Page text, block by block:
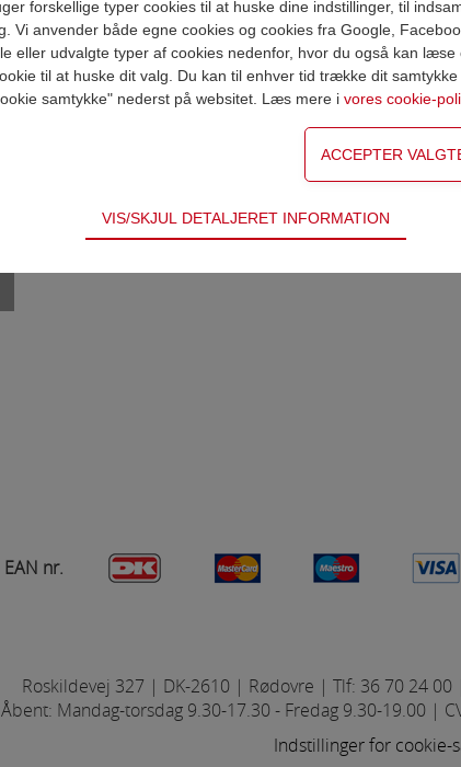
fx gravering i skålen
EAN nr.
Roskildevej 327 | DK-2610 | Rødovre | Tlf: 36 70 24 00
Åbent: Mandag-torsdag 9.30-17.30 - Fredag 9.30-19.00 |
Indstillinger for cookie-
VAREN ER NU LAGT I KURV
Shop videre
forskellige typer cookies til at huske dine indstillinger, til
Vi anvender både egne cookies og cookies fra Google,
eller udvalgte typer af cookies nedenfor, hvor du også kan
til at huske dit valg. Du kan til enhver tid trække dit
samtykke" nederst på websitet. Læs mere i vores cookie-
for hjemmesidens grundlæggende funktioner som fx
VIS/SKJUL DETALJERET INFORMATION